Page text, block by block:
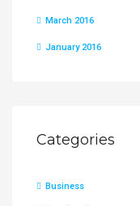
March 2016
January 2016
Categories
Business